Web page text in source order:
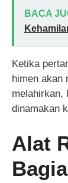
BACA
Ketika
himen akan
melahirkan,
dinamakan
Alat